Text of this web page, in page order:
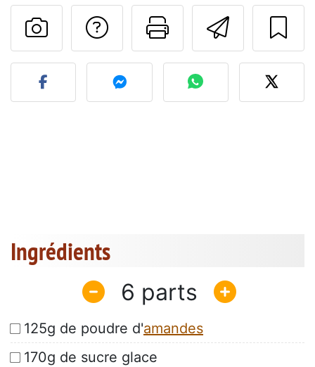
Imprimer
Poser une
Publier votre photo de
Ingrédients
6
125g de poudre d'amandes
170g de sucre glace